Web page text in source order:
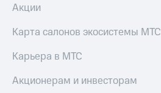
Акции
Карта салонов экосистемы МТС
Карьера в МТС
Акционерам и инвесторам